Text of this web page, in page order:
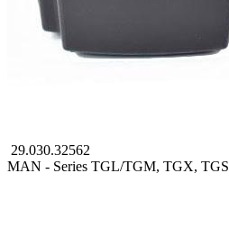
29.030.32562
MAN - Series TGL/TGM, TGX, TGS